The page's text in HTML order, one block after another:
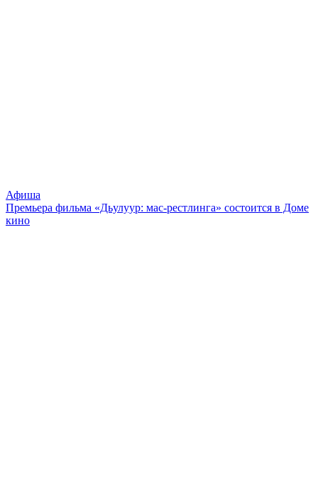
Афиша
Премьера фильма «Дьулуур: мас-рестлинга» состоится в Доме
кино